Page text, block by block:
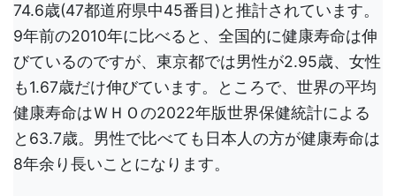
74.6歳(47都道府県中45番目)と推計されています。
9年前の2010年に比べると、全国的に健康寿命は伸
びているのですが、東京都では男性が2.95歳、女性
も1.67歳だけ伸びています。ところで、世界の平均
健康寿命はＷＨＯの2022年版世界保健統計による
と63.7歳。男性で比べても日本人の方が健康寿命は
8年余り長いことになります。